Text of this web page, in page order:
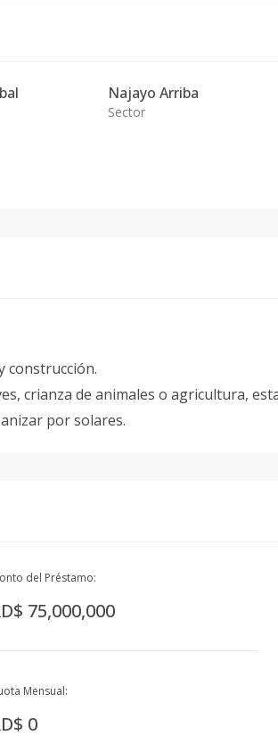
Najayo Arriba
Sector
construcción.
crianza de animales o agricultura,
por solares.
del Préstamo:
75,000,000
Mensual:
0